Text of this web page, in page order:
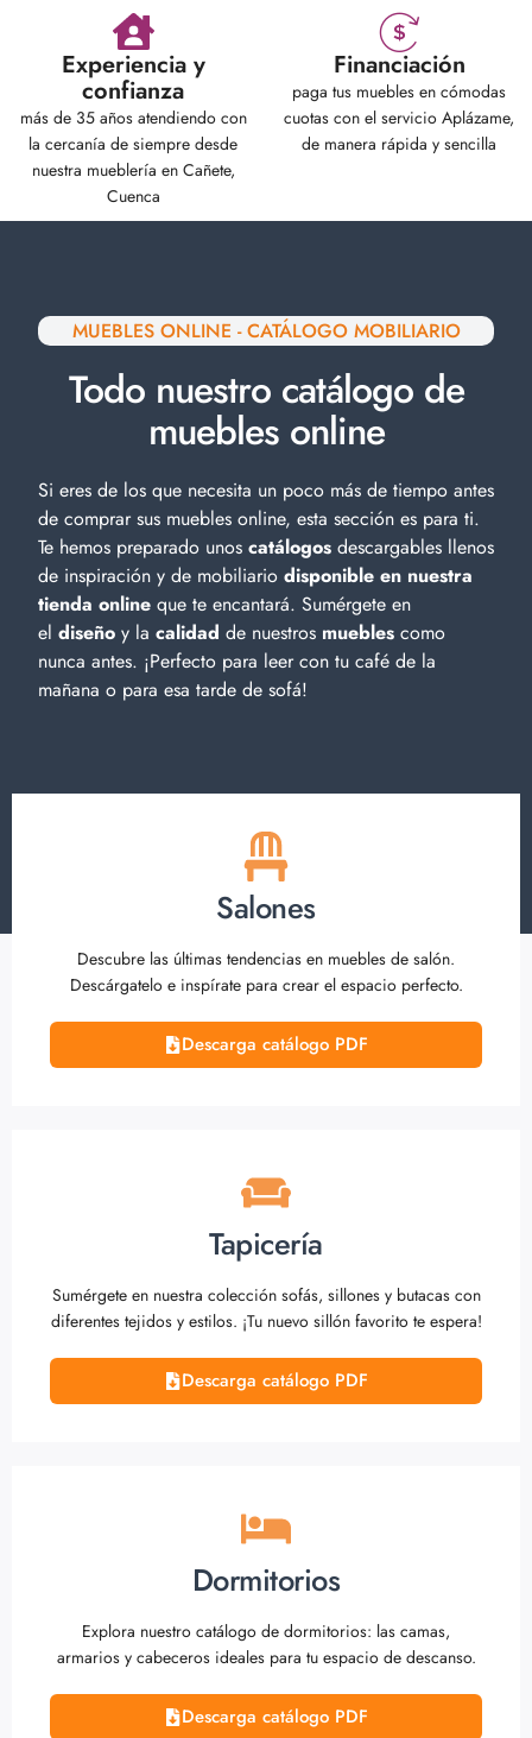
Experiencia y
confianza
más de 35 años atendiendo con
la cercanía de siempre desde
nuestra mueblería en Cañete,
Cuenca
Financiación
paga tus muebles en cómodas
cuotas con el servicio Aplázame,
de manera rápida y sencilla
MUEBLES ONLINE - CATÁLOGO MOBILIARIO
Todo nuestro catálogo de
muebles online
Si eres de los que necesita un poco más de tiempo antes
de comprar sus muebles online, esta sección es para ti.
Te hemos preparado unos catálogos descargables llenos
de inspiración y de mobiliario disponible en nuestra
tienda online que te encantará. Sumérgete en
el diseño y la calidad de nuestros muebles como
nunca antes. ¡Perfecto para leer con tu café de la
mañana o para esa tarde de sofá!
Salones
Descubre las últimas tendencias en muebles de salón.
Descárgatelo e inspírate para crear el espacio perfecto.
Descarga catálogo PDF
Tapicería
Sumérgete en nuestra colección sofás, sillones y butacas con
diferentes tejidos y estilos. ¡Tu nuevo sillón favorito te espera!
Descarga catálogo PDF
Dormitorios
Explora nuestro catálogo de dormitorios: las camas,
armarios y cabeceros ideales para tu espacio de descanso.
Descarga catálogo PDF